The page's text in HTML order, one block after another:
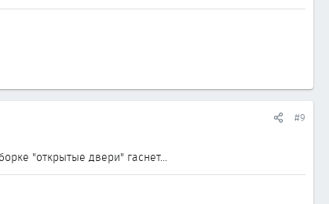
#9
"открытые двери" гаснет...